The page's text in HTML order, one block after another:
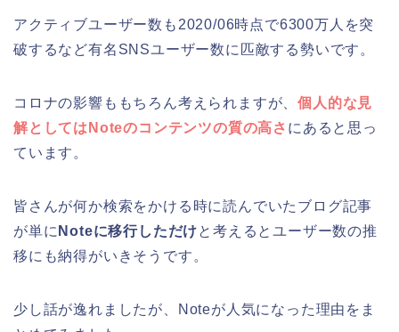
アクティブユーザー数も2020/06時点で6300万人を突
破するなど有名SNSユーザー数に匹敵する勢いです。
コロナの影響ももちろん考えられますが、個人的な見
解としてはNoteのコンテンツの質の高さ にあると思っ
ています。
皆さんが何か検索をかける時に読んでいたブログ記事
が単に Noteに移行しただけと考えるとユーザー数の推
移にも納得がいきそうです。
少し話が逸れましたが、Noteが人気になった理由をま